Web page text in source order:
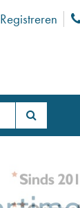
Registreren